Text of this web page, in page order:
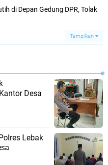
di Depan Gedung DPR, Tolak
Tampilkan
Desa
Lebak